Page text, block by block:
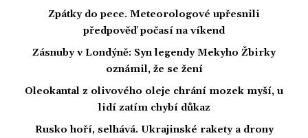
Zpátky do pece. Meteorologové upřesnili
předpověď počasí na víkend
Zásnuby v Londýně: Syn legendy Mekyho Žbirky
oznámil, že se žení
Oleokantal z olivového oleje chrání mozek myší, u
lidí zatím chybí důkaz
Rusko hoří, selhává. Ukrajinské rakety a drony